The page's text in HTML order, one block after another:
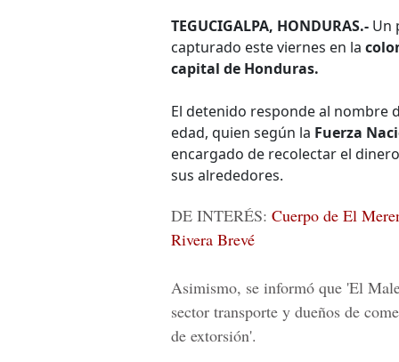
TEGUCIGALPA, HONDURAS.- Un
capturado este viernes en la
capital de Honduras.
El detenido responde al nombre
edad, quien según la Fuerza
encargado de recolectar el
sus alrededores.
DE INTERÉS: Cuerpo de El
Rivera Brevé
Asimismo, se informó que 'El
sector transporte y dueños de
de extorsión'.